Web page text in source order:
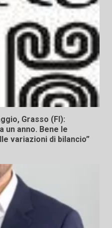
Grasso (FI):
un anno. Bene le
variazioni di bilancio”